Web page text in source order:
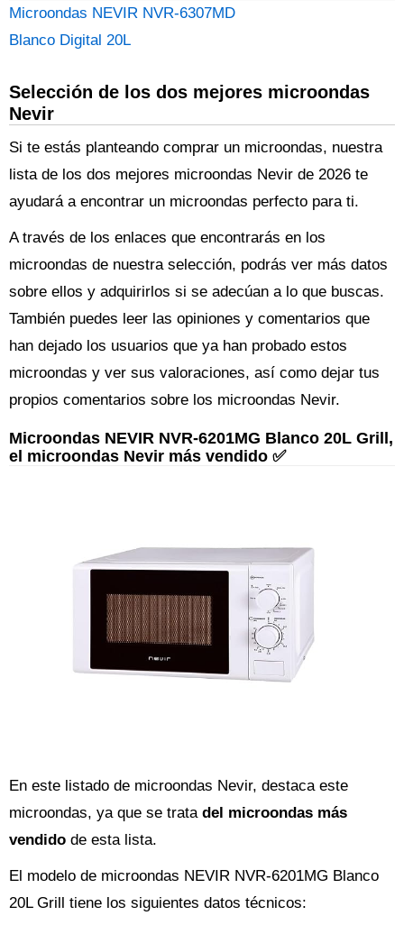
Microondas NEVIR NVR-6307MD
Blanco Digital 20L
Selección de los dos mejores microondas
Nevir
Si te estás planteando comprar un microondas, nuestra
lista de los dos mejores microondas Nevir de 2026 te
ayudará a encontrar un microondas perfecto para ti.
A través de los enlaces que encontrarás en los
microondas de nuestra selección, podrás ver más datos
sobre ellos y adquirirlos si se adecúan a lo que buscas.
También puedes leer las opiniones y comentarios que
han dejado los usuarios que ya han probado estos
microondas y ver sus valoraciones, así como dejar tus
propios comentarios sobre los microondas Nevir.
Microondas NEVIR NVR-6201MG Blanco 20L Grill,
el microondas Nevir más vendido ✅
En este listado de microondas Nevir, destaca este
microondas, ya que se trata del microondas más
vendido de esta lista.
El modelo de microondas NEVIR NVR-6201MG Blanco
20L Grill tiene los siguientes datos técnicos: